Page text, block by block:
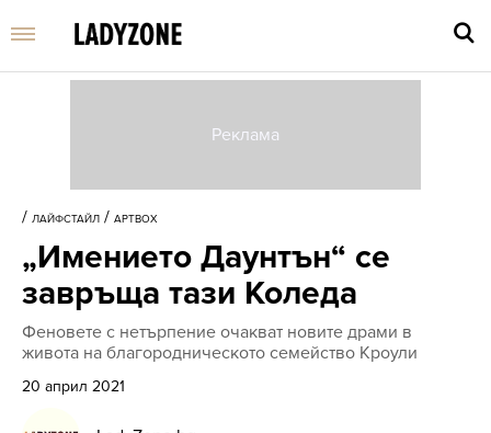
/ ЛАЙФСТАЙЛ / АРТBOX
„Имението Даунтън“ се
завръща тази Коледа
Феновете с нетърпение очакват новите драми в
живота на благородническото семейство Кроули
20 април 2021